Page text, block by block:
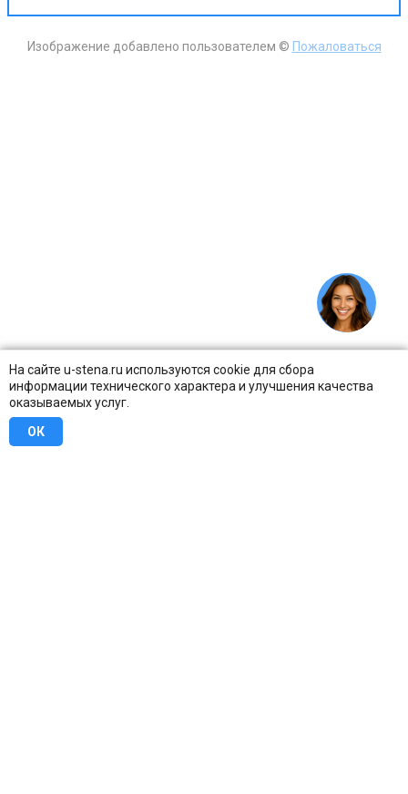
На сайте u-stena.ru используются cookie для сбора
информации технического характера и улучшения качества
оказываемых услуг.
ОК
Изображение добавлено пользователем © Пожаловаться